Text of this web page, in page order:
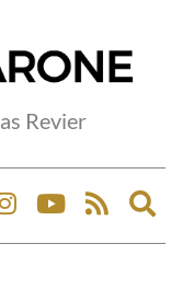
Revier